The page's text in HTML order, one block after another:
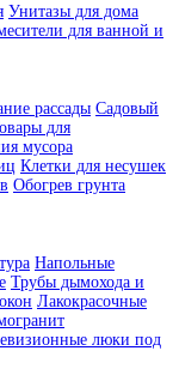
Унитазы для дома
для ванной и
рассады Садовый
для
мусора
Клетки для несушек
Обогрев грунта
Напольные
Трубы дымохода и
Лакокрасочные
люки под